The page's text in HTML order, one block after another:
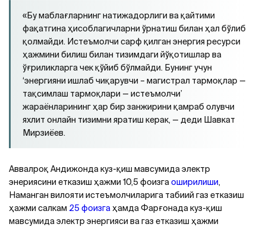
«Бу маблағларнинг натижадорлиги ва қайтими
фақатгина ҳисоблагичларни ўрнатиш билан ҳал бўлиб
қолмайди. Истеъмолчи сарф қилган энергия ресурси
ҳажмини билиш билан тизимдаги йўқотишлар ва
ўғриликларга чек қўйиб бўлмайди. Бунинг учун
‘энергияни ишлаб чиқарувчи – магистрал тармоқлар —
тақсимлаш тармоқлари — истеъмолчи’
жараёнларининг ҳар бир занжирини қамраб олувчи
яхлит онлайн тизимни яратиш керак, — деди Шавкат
Мирзиёев.
Аввалроқ Aндижонда куз-қиш мавсумида электр
энериясини етказиш ҳажми 10,5 фоизгаоширилиши,
Наманган вилояти истеъмолчиларига табиий газ етказиш
ҳажми салкам 25 фоизгаҳамда Фарғонада куз-қиш
мавсумида электр энергияси ва газ етказиш ҳажми